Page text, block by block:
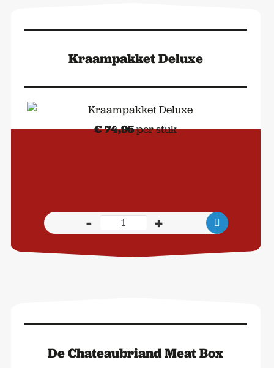
Kraampakket Deluxe
€ 74,95per stuk
-
Kraampakket
Deluxe
aantal
+
De Chateaubriand Meat Box